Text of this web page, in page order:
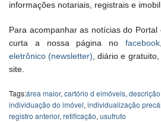
informações notariais, registrais e
Para acompanhar as notícias do Portal
curta a nossa página no facebook
eletrônico (newsletter) , diário e gratuito,
site.
Tags:área maior, cartório d eimóveis, descrição
individuação do imóvel, individualização
registro anterior, retificação, usufruto